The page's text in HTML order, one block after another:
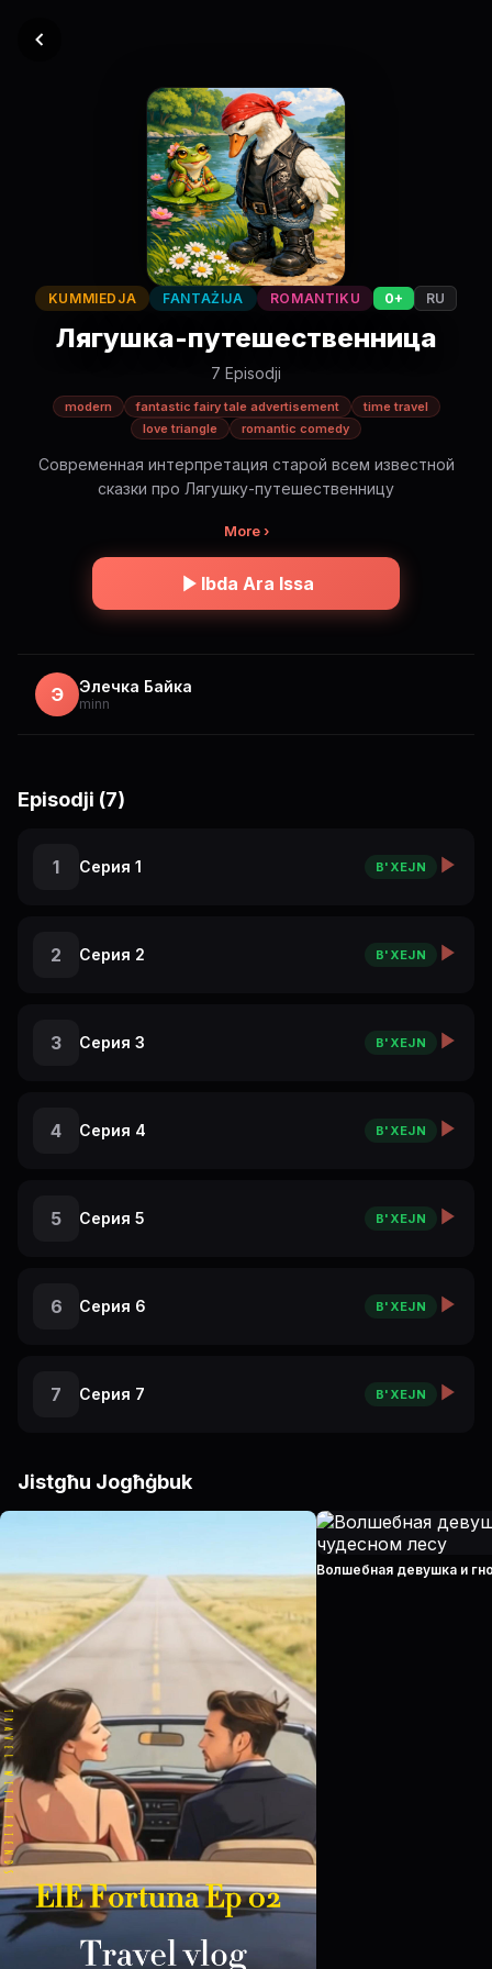
KUMMIEDJA FANTAŻIJA ROMANTIKU 0+ RU
Лягушка-путешественница
7 Episodji
modern fantastic fairy tale advertisement
time travel
love triangle
romantic comedy
Современная интерпретация старой всем известной
сказки про Лягушку-путешественницу
More ›
Ibda Ara Issa
Э Элечка Байка
minn
Episodji (7)
1 Серия 1 B'XEJN
2 Серия 2 B'XEJN
3 Серия 3 B'XEJN
4 Серия 4 B'XEJN
5 Серия 5 B'XEJN
6 Серия 6 B'XEJN
7 Серия 7 B'XEJN
Jistgħu Jogħġbuk
Волшебная девушка и